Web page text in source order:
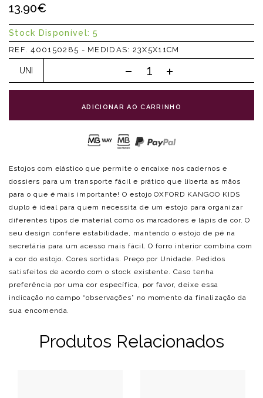
13.90€
Stock Disponível: 5
REF. 400150285 - MEDIDAS: 23X5X11CM
UNI
ADICIONAR AO CARRINHO
Estojos com elástico que permite o encaixe nos cadernos e
dossiers para um transporte fácil e prático que liberta as mãos
para o que é mais importante! O estojo OXFORD KANGOO KIDS
duplo é ideal para quem necessita de um estojo para organizar
diferentes tipos de material como os marcadores e lápis de cor. O
seu design confere estabilidade, mantendo o estojo de pé na
secretária para um acesso mais fácil. O forro interior combina com
a cor do estojo. Cores sortidas. Preço por Unidade. Pedidos
satisfeitos de acordo com o stock existente. Caso tenha
preferência por uma cor específica, por favor, deixe essa
indicação no campo “observações” no momento da finalização da
sua encomenda.
Produtos Relacionados